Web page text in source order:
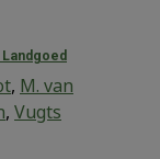
, M. van
, Vugts